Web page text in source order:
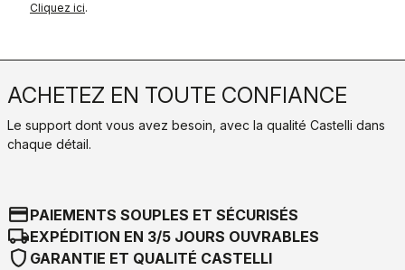
Cliquez ici.
ACHETEZ EN TOUTE CONFIANCE
Le support dont vous avez besoin, avec la qualité Castelli dans
chaque détail.
credit_cardPAIEMENTS SOUPLES ET SÉCURISÉS
local_shippingEXPÉDITION EN 3/5 JOURS OUVRABLES
shield GARANTIE ET QUALITÉ CASTELLI